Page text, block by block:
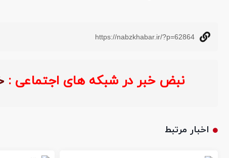
https://nabzkhabar.ir/?p=62864
نبض خبر در شبکه های
اخبار مرتبط